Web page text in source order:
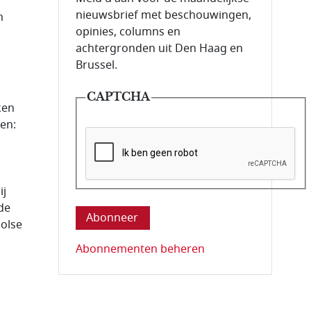
nieuwsbrief met beschouwingen,
opinies, columns en
achtergronden uit Den Haag en
Brussel.
CAPTCHA
Deze vraag is om te controleren dat u
Abonnementen beheren